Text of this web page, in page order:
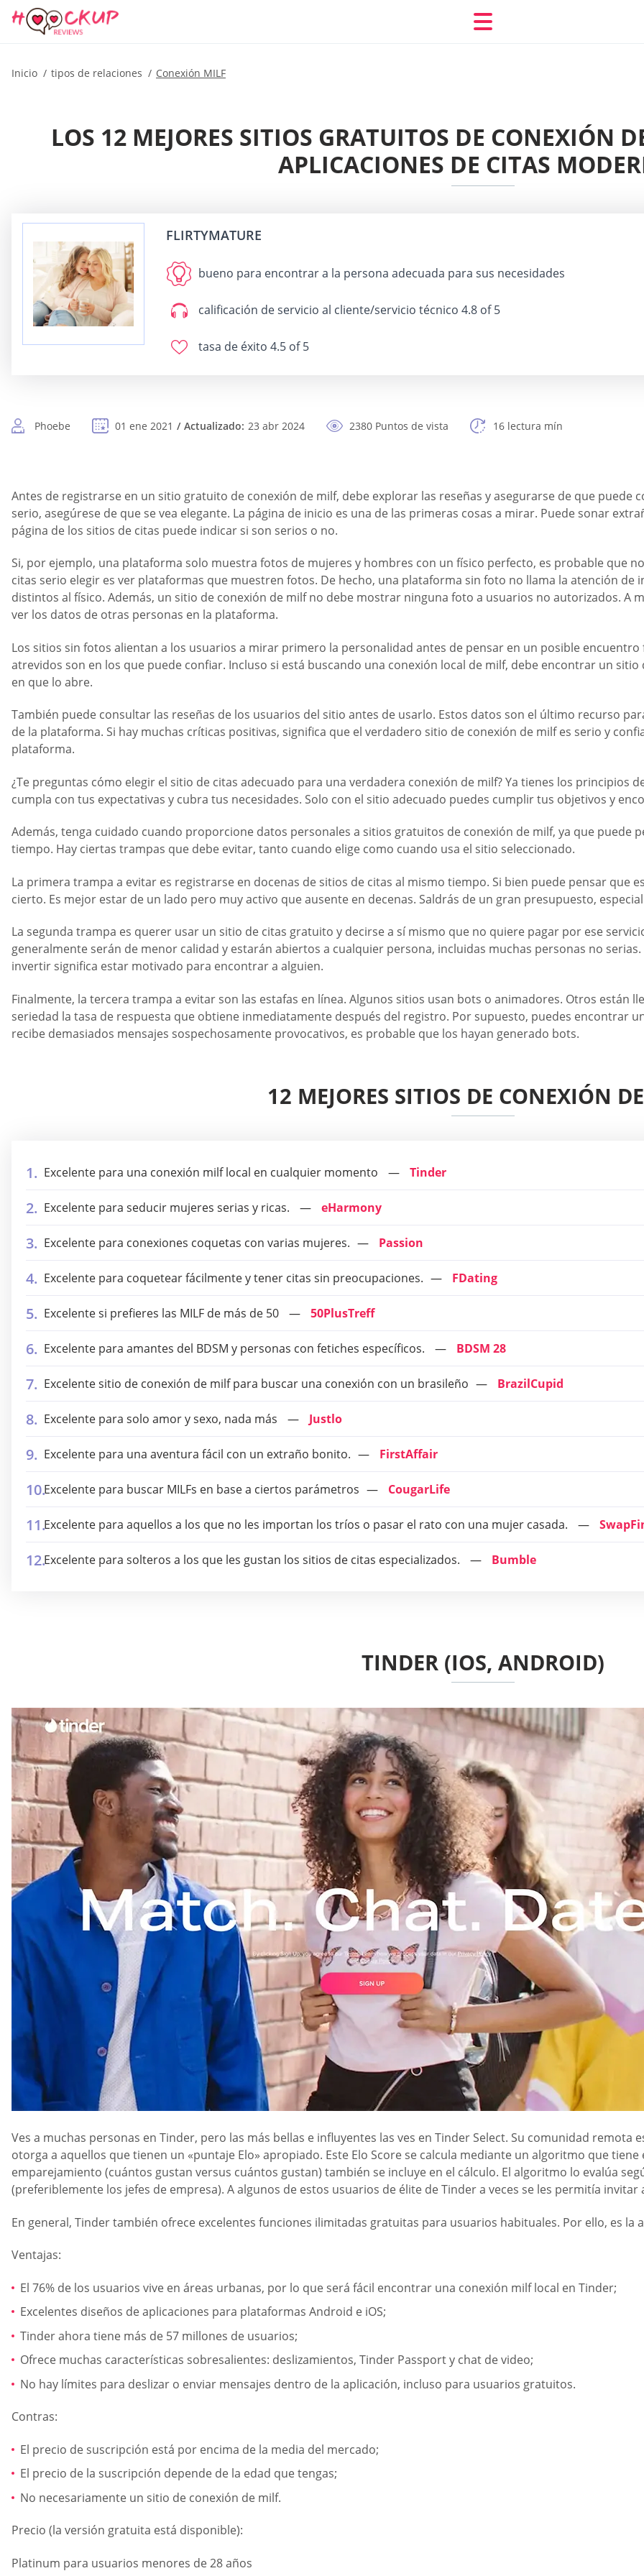
Inicio tipos de relaciones Conexión MILF
LOS 12 MEJORES SITIOS GRATUITOS DE CONEXIÓN
APLICACIONES DE CITAS
FLIRTYMATURE
bueno para encontrar a la persona adecuada para sus necesidades
calificación de servicio al cliente/servicio técnico 4.8 of 5
tasa de éxito 4.5 of 5
Phoebe 01 ene 2021 Actualizado: 23 abr 2024 2380 Puntos de vista 16 lectura mín
Antes de registrarse en un sitio gratuito de conexión de milf, debe explorar las reseñas y asegurarse de que puede
serio, asegúrese de que se vea elegante. La página de inicio es una de las primeras cosas a mirar. Puede sonar
página de los sitios de citas puede indicar si son serios o no.
Si, por ejemplo, una plataforma solo muestra fotos de mujeres y hombres con un físico perfecto, es probable que
citas serio elegir es ver plataformas que muestren fotos. De hecho, una plataforma sin foto no llama la atención de
distintos al físico. Además, un sitio de conexión de milf no debe mostrar ninguna foto a usuarios no autorizados. A
ver los datos de otras personas en la plataforma.
Los sitios sin fotos alientan a los usuarios a mirar primero la personalidad antes de pensar en un posible
atrevidos son en los que puede confiar. Incluso si está buscando una conexión local de milf, debe encontrar un
en que lo abre.
También puede consultar las reseñas de los usuarios del sitio antes de usarlo. Estos datos son el último recurso
de la plataforma. Si hay muchas críticas positivas, significa que el verdadero sitio de conexión de milf es serio y
plataforma.
¿Te preguntas cómo elegir el sitio de citas adecuado para una verdadera conexión de milf? Ya tienes los principios
cumpla con tus expectativas y cubra tus necesidades. Solo con el sitio adecuado puedes cumplir tus objetivos y
Además, tenga cuidado cuando proporcione datos personales a sitios gratuitos de conexión de milf, ya que puede
tiempo. Hay ciertas trampas que debe evitar, tanto cuando elige como cuando usa el sitio seleccionado.
La primera trampa a evitar es registrarse en docenas de sitios de citas al mismo tiempo. Si bien puede pensar que
cierto. Es mejor estar de un lado pero muy activo que ausente en decenas. Saldrás de un gran presupuesto,
La segunda trampa es querer usar un sitio de citas gratuito y decirse a sí mismo que no quiere pagar por ese
generalmente serán de menor calidad y estarán abiertos a cualquier persona, incluidas muchas personas no
invertir significa estar motivado para encontrar a alguien.
Finalmente, la tercera trampa a evitar son las estafas en línea. Algunos sitios usan bots o animadores. Otros están
seriedad la tasa de respuesta que obtiene inmediatamente después del registro. Por supuesto, puedes encontrar
recibe demasiados mensajes sospechosamente provocativos, es probable que los hayan generado bots.
12 MEJORES SITIOS DE CONEXIÓN
Excelente para una conexión milf local en cualquier momento Tinder
Excelente para seducir mujeres serias y ricas. eHarmony
Excelente para conexiones coquetas con varias mujeres. Passion
Excelente para coquetear fácilmente y tener citas sin preocupaciones. FDating
Excelente si prefieres las MILF de más de 50 50PlusTreff
Excelente para amantes del BDSM y personas con fetiches específicos. BDSM 28
Excelente sitio de conexión de milf para buscar una conexión con un brasileño BrazilCupid
Excelente para solo amor y sexo, nada más Justlo
Excelente para una aventura fácil con un extraño bonito. FirstAffair
Excelente para buscar MILFs en base a ciertos parámetros CougarLife
Excelente para aquellos a los que no les importan los tríos o pasar el rato con una mujer casada.
Excelente para solteros a los que les gustan los sitios de citas especializados. Bumble
TINDER (IOS, ANDROID)
Ves a muchas personas en Tinder, pero las más bellas e influyentes las ves en Tinder Select. Su comunidad remota
otorga a aquellos que tienen un «puntaje Elo» apropiado. Este Elo Score se calcula mediante un algoritmo que
emparejamiento (cuántos gustan versus cuántos gustan) también se incluye en el cálculo. El algoritmo lo evalúa
(preferiblemente los jefes de empresa). A algunos de estos usuarios de élite de Tinder a veces se les permitía
En general, Tinder también ofrece excelentes funciones ilimitadas gratuitas para usuarios habituales. Por ello, es la
Ventajas:
El 76% de los usuarios vive en áreas urbanas, por lo que será fácil encontrar una conexión milf local en Tinder;
Excelentes diseños de aplicaciones para plataformas Android e iOS;
Tinder ahora tiene más de 57 millones de usuarios;
Ofrece muchas características sobresalientes: deslizamientos, Tinder Passport y chat de video;
No hay límites para deslizar o enviar mensajes dentro de la aplicación, incluso para usuarios gratuitos.
Contras:
El precio de suscripción está por encima de la media del mercado;
El precio de la suscripción depende de la edad que tengas;
No necesariamente un sitio de conexión de milf.
Precio (la versión gratuita está disponible):
Platinum para usuarios menores de 28 años